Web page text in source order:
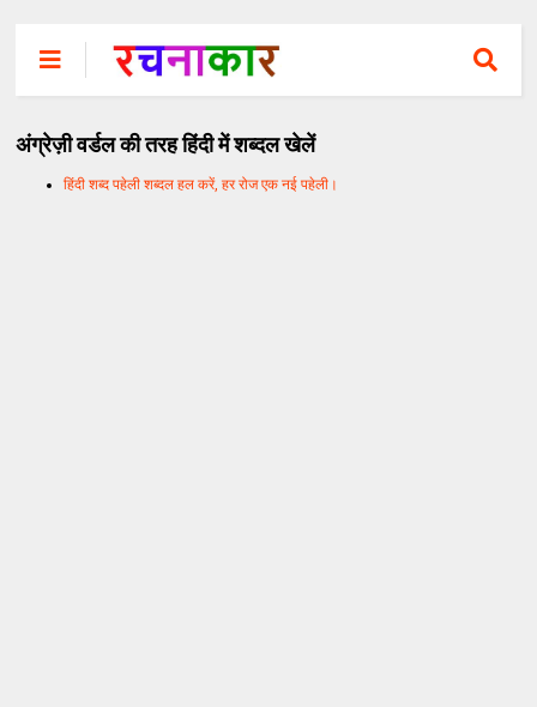
अंग्रेज़ी वर्डल की तरह हिंदी में शब्दल खेलें
हिंदी शब्द पहेली शब्दल हल करें, हर रोज एक नई पहेली।